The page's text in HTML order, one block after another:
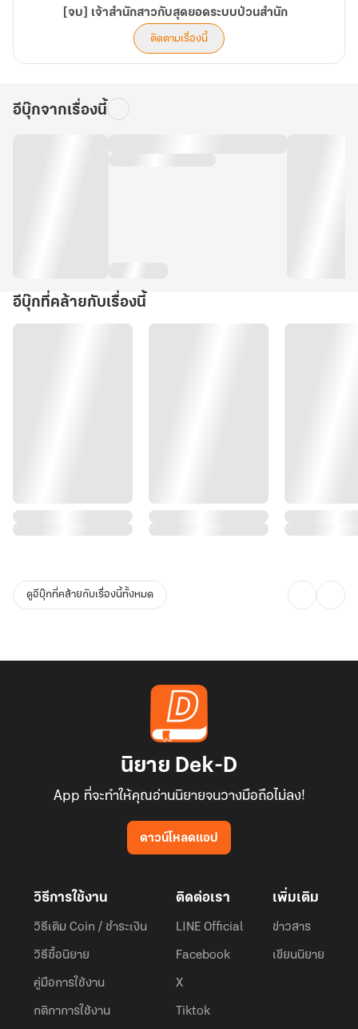
กว่าและสมบัติวิเศษที่แจกจ่ายไม่อั้น ถึงขั้นที่ "เก้าจักรพรรดิเซียน" ยอด
ฝีมือสูงสุดในใต้หล้ายังต้องออกสืบหาตัวตนของนาง!
ซึ่งจอมยุทธ์หญิงผู้นี้มาพร้อมพลังโกงฟ้าที่ใครก็มิอาจเทียบได้ เพราะนาง
จะนำพาสำนักเล็กๆ ขึ้นสู่จุดสูงสุดของยุทธภพ! (บทที่ 201-240)
[จบ] เจ้าสำนักสาวกับสุดยอดระบบป่วนสำนัก
ติดตามเรื่องนี้
อีบุ๊กจากเรื่องนี้
อีบุ๊กที่คล้ายกับเรื่องนี้
ดูอีบุ๊กที่คล้ายกับเรื่องนี้ทั้งหมด
นิยาย Dek-D
App ที่จะทำให้คุณอ่านนิยายจนวางมือถือไม่ลง!
ดาวน์โหลดแอป
วิธีการใช้งาน
วิธีเติม Coin / ชำระเงิน
วิธีซื้อนิยาย
คู่มือการใช้งาน
กติกาการใช้งาน
ติดต่อเรา
LINE Official
Facebook
X
Tiktok
เพิ่มเติม
ข่าวสาร
เขียนนิยาย